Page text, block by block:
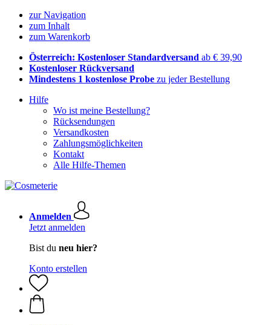
zur Navigation
zum Inhalt
zum Warenkorb
Österreich: Kostenloser Standardversand ab € 39,90
Kostenloser Rückversand
Mindestens 1 kostenlose Probe zu jeder Bestellung
Hilfe
Wo ist meine Bestellung?
Rücksendungen
Versandkosten
Zahlungsmöglichkeiten
Kontakt
Alle Hilfe-Themen
Anmelden
Jetzt anmelden
Bist du neu hier?
Konto erstellen